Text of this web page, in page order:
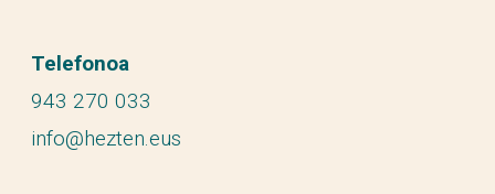
Telefonoa
943 270 033
info@hezten.eus